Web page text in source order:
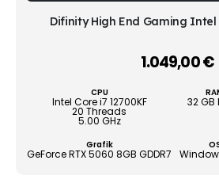
Difinity High End Gaming Intel
1.049,00€–
CPU
Intel Core i7 12700KF
20 Threads
5.00 GHz
32 GB
Grafik
GeForce RTX 5060 8GB GDDR7